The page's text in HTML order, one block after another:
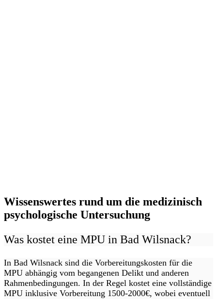
Wissenswertes rund um die medizinisch
psychologische Untersuchung
Was kostet eine MPU in Bad Wilsnack?
In Bad Wilsnack sind die Vorbereitungskosten für die
MPU abhängig vom begangenen Delikt und anderen
Rahmenbedingungen. In der Regel kostet eine vollständige
MPU inklusive Vorbereitung 1500-2000€, wobei eventuell